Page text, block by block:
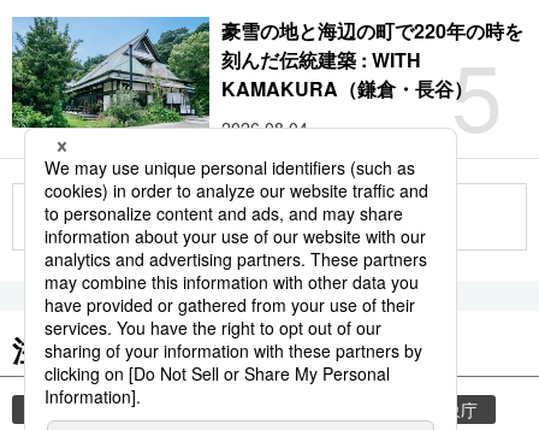
5
豪雪の地と海辺の町で220年の時を
刻んだ伝統建築 : WITH
KAMAKURA（鎌倉・長谷）
2026.08.04
もっと見る
注目のキーワード
共同通信ニュース 気象庁